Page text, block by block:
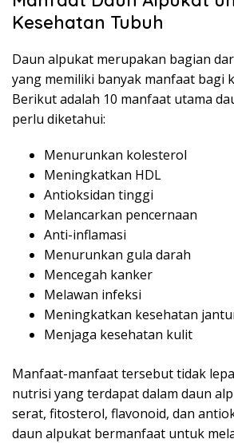
Kesehatan Tubuh
Daun alpukat merupakan bagian
yang memiliki banyak manfaat bagi
Berikut adalah 10 manfaat utama
perlu diketahui:
Menurunkan kolesterol
Meningkatkan HDL
Antioksidan tinggi
Melancarkan pencernaan
Anti-inflamasi
Menurunkan gula darah
Mencegah kanker
Melawan infeksi
Meningkatkan kesehatan
Menjaga kesehatan kulit
Manfaat-manfaat tersebut tidak
nutrisi yang terdapat dalam daun
serat, fitosterol, flavonoid, dan
daun alpukat bermanfaat untuk